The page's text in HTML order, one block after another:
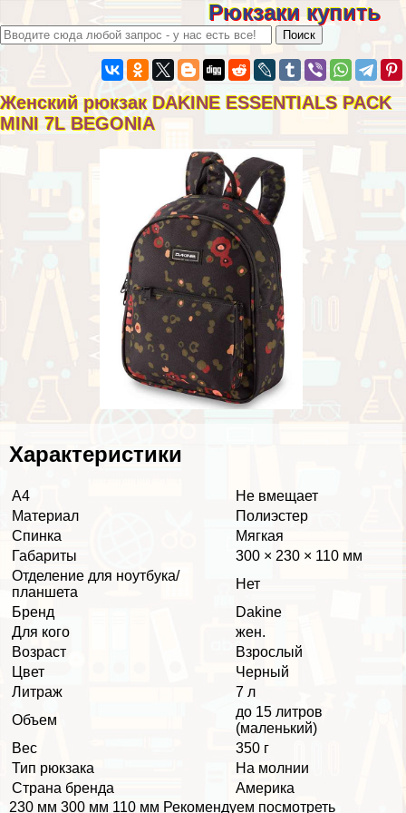
Рюкзаки купить
Женский рюкзак DAKINE ESSENTIALS PACK
MINI 7L BEGONIA
Хаpaктеристики
А4
Не вмещает
Материал
Полиэстер
Спинка
Мягкая
Габариты
300 × 230 × 110 мм
Отделение для ноутбука/
планшета
Нет
Бренд
Dakine
Для кого
жен.
Возраст
Взрослый
Цвет
Черный
Литраж
7 л
Объем
до 15 литров
(маленький)
Вес
350 г
Тип рюкзака
На молнии
Страна бренда
Америка
230 мм 300 мм 110 мм Рекомендуем посмотреть